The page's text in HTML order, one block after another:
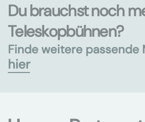
Du brauchst noch
Teleskopbühnen?
Finde weitere passende
hier